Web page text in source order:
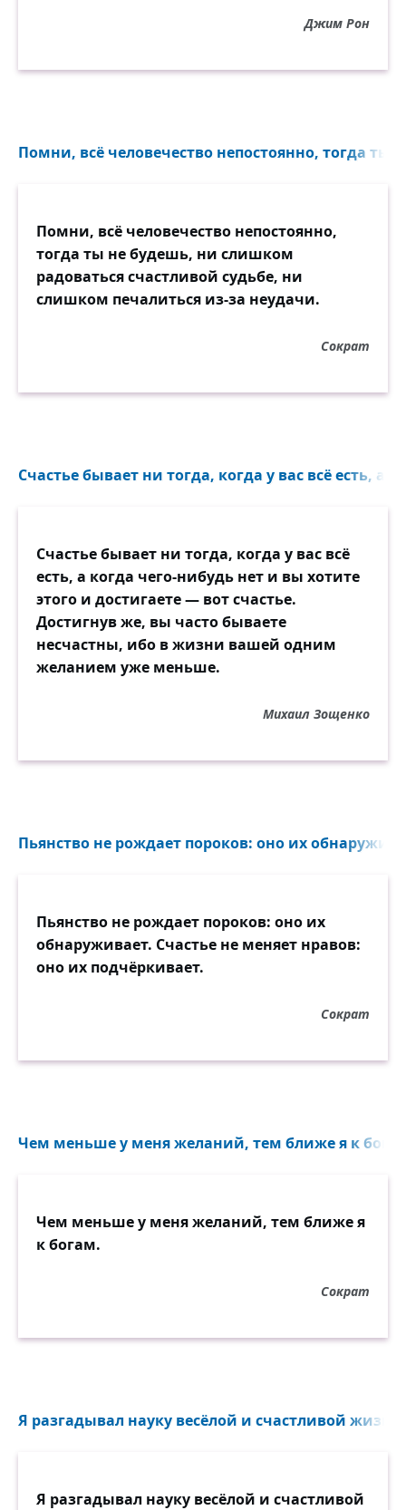
Джим Рон
Помни, всё человечество непостоянно, тогда ты
Помни, всё человечество непостоянно,
тогда ты не будешь, ни слишком
радоваться счастливой судьбе, ни
слишком печалиться из-за неудачи.
Сократ
Счастье бывает ни тогда, когда у вас всё есть, а
Счастье бывает ни тогда, когда у вас всё
есть, а когда чего-нибудь нет и вы хотите
этого и достигаете — вот счастье.
Достигнув же, вы часто бываете
несчастны, ибо в жизни вашей одним
желанием уже меньше.
Михаил Зощенко
Пьянство не рождает пороков: оно их
Пьянство не рождает пороков: оно их
обнаруживает. Счастье не меняет нравов:
оно их подчёркивает.
Сократ
Чем меньше у меня желаний, тем ближе я к
Чем меньше у меня желаний, тем ближе я
к богам.
Сократ
Я разгадывал науку весёлой и счастливой
Я разгадывал науку весёлой и счастливой